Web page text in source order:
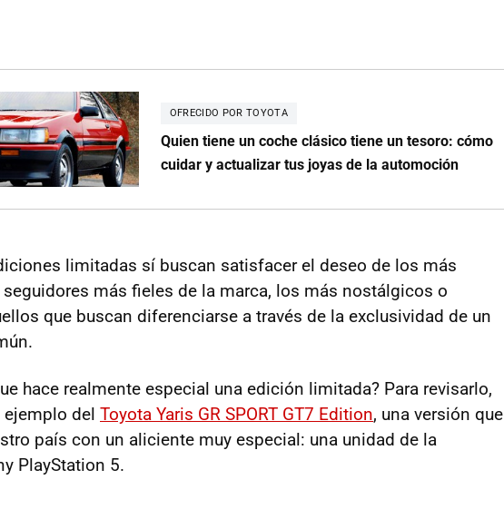
OFRECIDO POR TOYOTA
Quien tiene un coche clásico tiene un tesoro: cómo
cuidar y actualizar tus joyas de la automoción
limitadas sí buscan satisfacer el deseo de los más
más fieles de la marca, los más nostálgicos o
que buscan diferenciarse a través de la exclusividad de un
hace realmente especial una edición limitada? Para revisarlo,
ejemplo del Toyota Yaris GR SPORT GT7 Edition, una versión que
país con un aliciente muy especial: una unidad de la
PlayStation 5.